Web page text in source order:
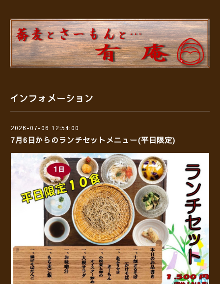
インフォメーション
2026-07-06 12:54:00
7月6日からのランチセットメニュー(平日限定)